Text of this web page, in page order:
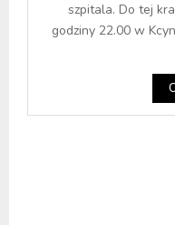
szpitala. Do tej
godziny 22.00 w